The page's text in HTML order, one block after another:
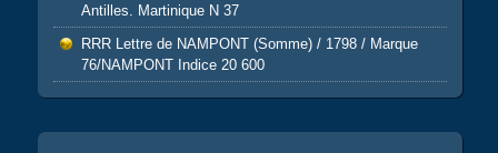
Antilles. Martinique N 37
RRR Lettre de NAMPONT (Somme) / 1798 / Marque
76/NAMPONT Indice 20 600